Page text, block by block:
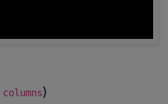
columns)